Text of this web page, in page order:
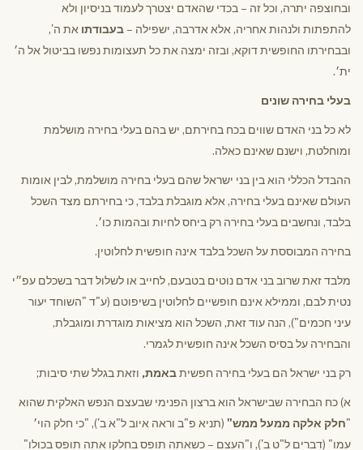
ובחוצפה יתרה, וכל זה – בכדי שהאדם יצטרך לעמוד בניסיון ולא
להתפתות ולנהות אחריה, אלא אדרבה, ישפילה – בעבודתו את ה',
ובבחירתו החופשית דוקא, ובזה ימצה את כל תעצומות נפשו בביטול אל ה׳
ית׳.
בעלי בחירה שונים
לא כל בני האדם שווים בכח בחירתם, יש בהם בעלי בחירה מושלמת
ומוחלטת, וישנם שאינם כאלה.
ההבדל הכללי הוא בין בני ישראל שהם בעלי בחירה מושלמת, לבין אומות
העולם שאינם בעלי בחירה, אלא מוגבלת בלבד, כי בחירתם מצד השכל
בלבד, ונחשבים בעלי בחירה רק ביחס לחיות ובהמות כו׳.
בחירה המבוססת על השכל בלבד אינה חופשית לחלוטין.
מלבד זאת שרוב בני אדם נוטים בטבעם, לחייב או לשלול דבר בשכלם עפ״י
נטית לבם, וממילא אינם חופשיים לחלוטין בשיפוטם (ע"ד "השוחד יעור
עיני חכמים"), הנה עוד זאת, השכל הוא מציאות מוגדרת ומוגבלת,
והבחירה על בסיס השכל אינה חופשית לגמרי.
רק בני ישראל הם בעלי בחירה חפשיתבאמת, וזאת בגלל שתי סיבות;
א) כח הבחירה שבישראל הוא ברצון הפנימי שבעצם הנפש האלקית שהוא
"חלק אלקה ממעל ממש" (תניא פ"ב וראה איוב ל"א ב'), "כי חלק הוי׳
עמו" (דברים ל"ט ב'), ו"העצם – כשאתה תופס בחלקו אתה תופס בכולו"